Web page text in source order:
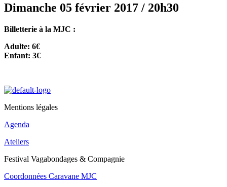
Dimanche 05 février 2017 / 20h30
Billetterie à la MJC :
Adulte: 6€
Enfant: 3€
Mentions légales
Agenda
Ateliers
Festival Vagabondages & Compagnie
Coordonnées Caravane MJC